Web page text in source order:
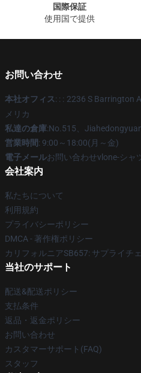
国際保証
使用国で提供
お問い合わせ
本社オフィス: : : 2236 S Barrington
メリカ
私達の倉庫:No.515、
営業時間: 9:00～18:00(月～金)
電子メールお問い合わせvlone-シャ
会社案内
私たちについて
利用規約
プライバシーポリシー
DMCA - 著作権ポリシー
カリフォルニアSB657: サプライチ
当社のサポート
配送&配送ポリシー
支払条件
返品・返金ポリシー
お問い合わせ
カスタマーサポート(FAQ)
スタッフ